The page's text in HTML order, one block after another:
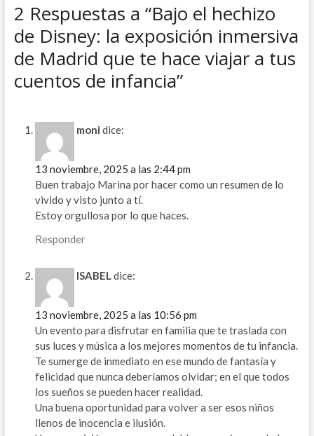
2 Respuestas a “Bajo el hechizo
de Disney: la exposición inmersiva
de Madrid que te hace viajar a tus
cuentos de infancia”
moni dice:
13 noviembre, 2025 a las 2:44 pm
Buen trabajo Marina por hacer como un resumen de lo
vivido y visto junto a tí.
Estoy orgullosa por lo que haces.
Responder
ISABELdice:
13 noviembre, 2025 a las 10:56 pm
Un evento para disfrutar en familia que te traslada con
sus luces y música a los mejores momentos de tu infancia.
Te sumerge de inmediato en ese mundo de fantasía y
felicidad que nunca deberíamos olvidar; en el que todos
los sueños se pueden hacer realidad.
Una buena oportunidad para volver a ser esos niños
llenos de inocencia e ilusión.